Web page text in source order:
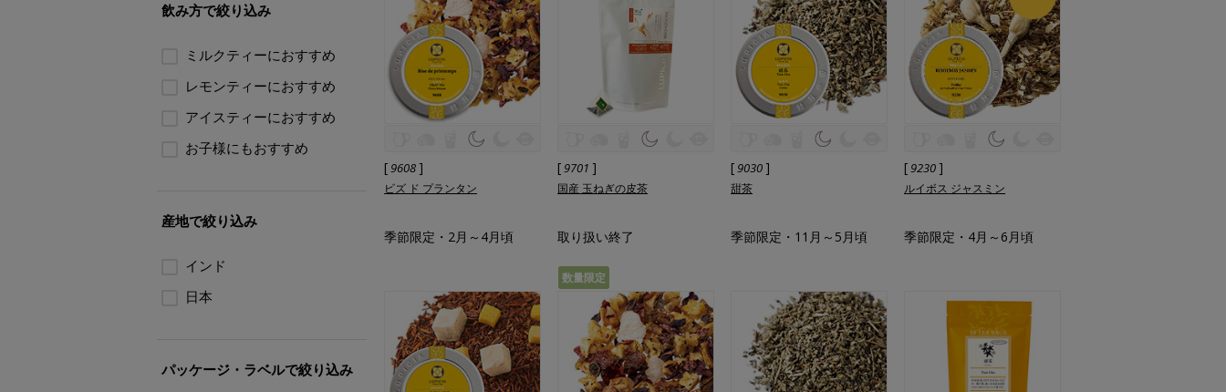
[9608 ]
ビズ ド プランタン
季節限定・2月～4月頃
[9701 ]
国産 玉ねぎの皮茶
取り扱い終了
[9030 ]
甜茶
季節限定・11月～5月頃
[9230 ]
ルイボス ジャスミン
季節限定・4月～6月頃
数量限定
飲み方で絞り込み
ミルクティーにおすすめ
レモンティーにおすすめ
アイスティーにおすすめ
お子様にもおすすめ
産地で絞り込み
インド
日本
パッケージ・ラベルで絞り込み